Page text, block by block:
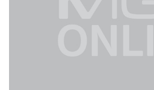
คนใหม่ให้แก่ "เสี่ยแฮงค์" อนุชา น